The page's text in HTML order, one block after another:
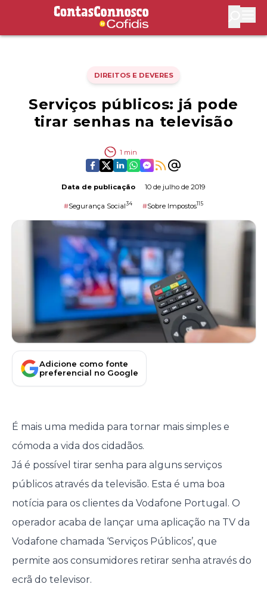
Contas Connosco by Cofidis
DIREITOS E DEVERES
Serviços públicos: já pode
tirar senhas na televisão
1 min
Data de publicação 10 de julho de 2019
#Segurança Social34 #Sobre Impostos115
Adicione como fonte
preferencial no Google
É mais uma medida para tornar mais simples e
cómoda a vida dos cidadãos.
Já é possível tirar senha para alguns serviços
públicos através da televisão. Esta é uma boa
notícia para os clientes da Vodafone Portugal. O
operador acaba de lançar uma aplicação na TV da
Vodafone chamada ‘Serviços Públicos’, que
permite aos consumidores retirar senha através do
ecrã do televisor.